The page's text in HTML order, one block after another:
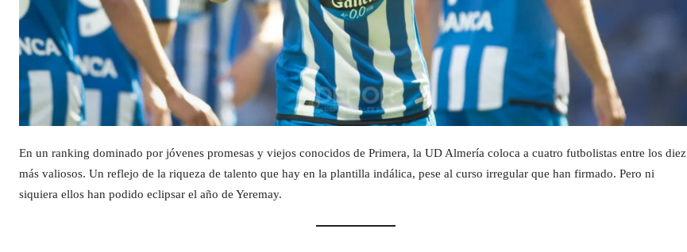
En un ranking dominado por jóvenes promesas y viejos conocidos de Primera, la UD Almería coloca a cuatro futbolistas entre los diez
más valiosos. Un reflejo de la riqueza de talento que hay en la plantilla indálica, pese al curso irregular que han firmado. Pero ni
siquiera ellos han podido eclipsar el año de Yeremay.